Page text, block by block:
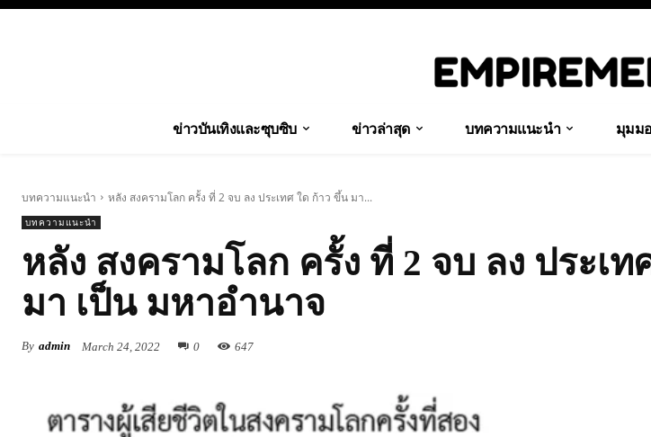
ข่าวบันเทิงและซุบซิบ ข่าวล่าสุด บทความแนะนำ มุมม
บทความแนะนำ หลัง สงครามโลก ครั้ง ที่ 2 จบ ลง ประเทศ ใด ก้าว ขึ้น มา...
บทความแนะนำ
หลัง สงครามโลก ครั้ง ที่ 2 จบ ลง ประเ
มา เป็น มหาอำนาจ
By admin March 24, 2022 0 647